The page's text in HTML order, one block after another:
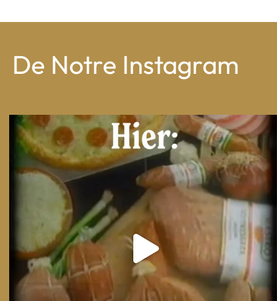
De Notre Instagram
From wood-paneled basements to candlelit condo...
8 0